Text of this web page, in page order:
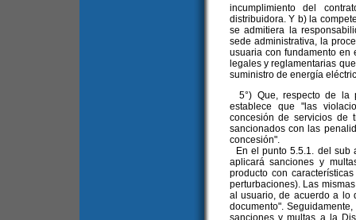
incumplimiento del
distribuidora. Y b) la
se admitiera la
sede administrativa, la
usuaria con fundamento en
legales y reglamentarias
suministro de energía
5°) Que, respecto de la
establece que "las
concesión de servicios de
sancionados con las
concesión".
En el punto 5.5.1. del sub
aplicará sanciones y
producto con
perturbaciones). Las
al usuario, de acuerdo a lo
documento".
sanciones y multas a la